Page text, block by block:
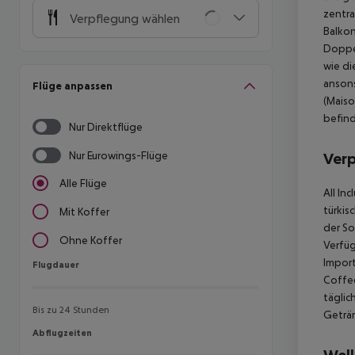
Verpflegung wählen
Flüge anpassen
Nur Direktflüge
Nur Eurowings-Flüge
Alle Flüge
Mit Koffer
Ohne Koffer
Flugdauer
Flugdauer
Bis zu 24 Stunden
Abflugzeiten
Abflugzeiten
wie
All
der